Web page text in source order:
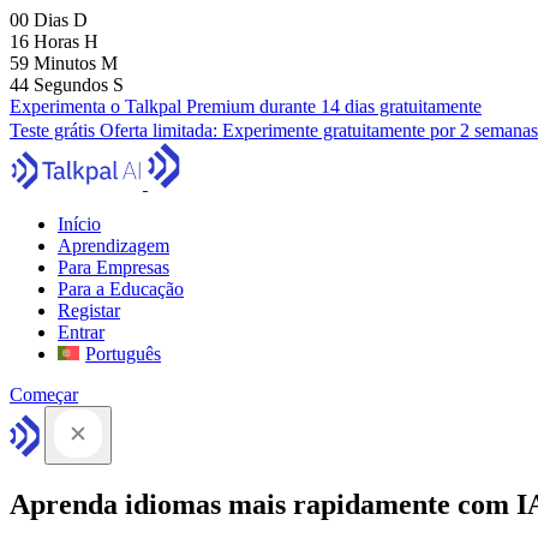
00 Dias D
16 Horas H
59 Minutos M
43 Segundos S
Experimenta o Talkpal Premium durante 14 dias gratuitamente
Teste grátis Oferta limitada: Experimente gratuitamente por 2 semanas
Início
Aprendizagem
Para Empresas
Para a Educação
Registar
Entrar
Português
Começar
Aprenda idiomas mais rapidamente com